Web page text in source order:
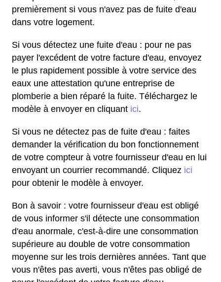
premièrement si vous n'avez pas de fuite d'eau
dans votre logement.
Si vous détectez une fuite d'eau : pour ne pas
payer l'excédent de votre facture d'eau, envoyez
le plus rapidement possible à votre service des
eaux une attestation qu'une entreprise de
plomberie a bien réparé la fuite. Téléchargez le
modèle à envoyer en cliquant ici.
Si vous ne détectez pas de fuite d'eau : faites
demander la vérification du bon fonctionnement
de votre compteur à votre fournisseur d'eau en lui
envoyant un courrier recommandé. Cliquez ici
pour obtenir le modèle à envoyer.
Bon à savoir : votre fournisseur d'eau est obligé
de vous informer s'il détecte une consommation
d'eau anormale, c'est-à-dire une consommation
supérieure au double de votre consommation
moyenne sur les trois dernières années. Tant que
vous n'êtes pas averti, vous n'êtes pas obligé de